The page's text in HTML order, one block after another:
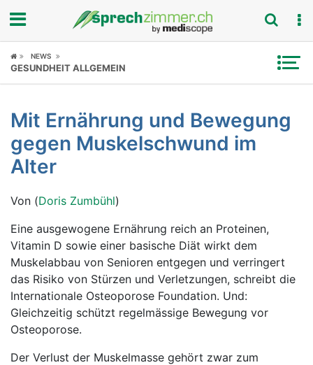
Fokus
Symptome
Untersuchungen
News
Ratgeber
Rubriken
NEWS
GESUNDHEIT ALLGEMEIN
Mit Ernährung und Bewegung
gegen Muskelschwund im
Alter
Von (Doris Zumbühl)
Eine ausgewogene Ernährung reich an Proteinen,
Vitamin D sowie einer basische Diät wirkt dem
Muskelabbau von Senioren entgegen und verringert
das Risiko von Stürzen und Verletzungen, schreibt die
Internationale Osteoporose Foundation. Und:
Gleichzeitig schützt regelmässige Bewegung vor
Osteoporose.
Der Verlust der Muskelmasse gehört zwar zum